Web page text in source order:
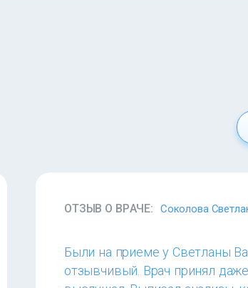
ОТЗЫВ О ВРАЧЕ: Соколова
Были на приеме у Светланы
отзывчивый. Врач принял